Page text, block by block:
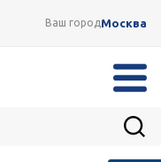
Ваш городМосква